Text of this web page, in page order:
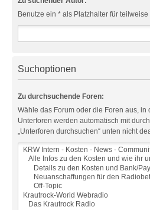
Benutze ein * als Platzhalter für
Suchoptionen
Zu durchsuchende Foren:
Wähle das Forum oder die Foren aus,
Unterforen werden automatisch mit
„Unterforen durchsuchen“ unten nicht